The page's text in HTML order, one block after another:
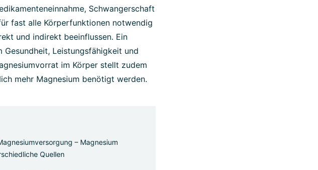
Schwangerschaft
fast alle Körperfunktionen notwendig
und indirekt beeinflussen. Ein
Gesundheit, Leistungsfähigkeit und
im Körper stellt zudem
mehr Magnesium benötigt werden.
– Magnesium
Quellen